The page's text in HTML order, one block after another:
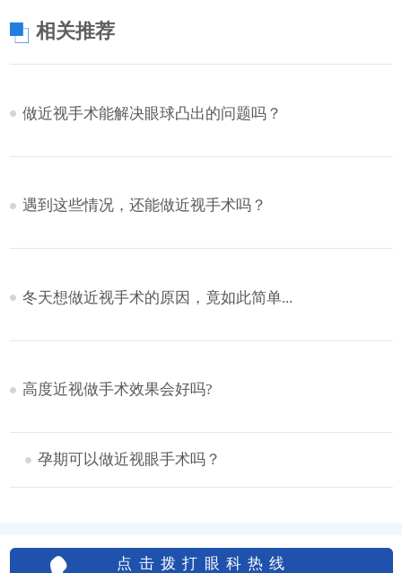
相关推荐
做近视手术能解决眼球凸出的问题吗？
遇到这些情况，还能做近视手术吗？
冬天想做近视手术的原因，竟如此简单...
高度近视做手术效果会好吗?
孕期可以做近视眼手术吗？
点击拨打眼科热线